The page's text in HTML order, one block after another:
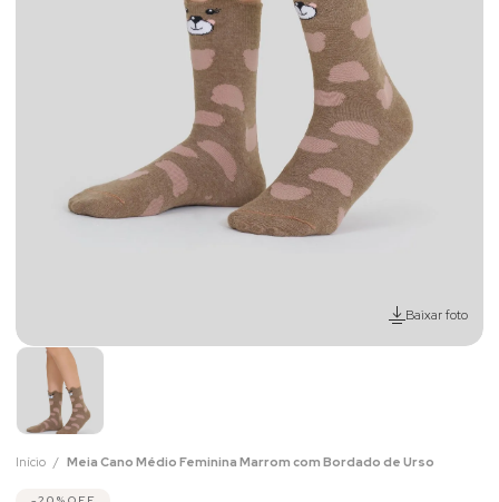
Baixar foto
Início Meia Cano Médio Feminina Marrom com Bordado de Urso